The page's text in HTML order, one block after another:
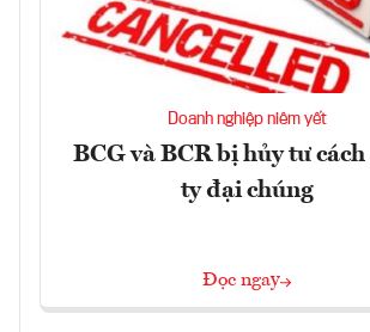
Doanh nghiệp niêm yết
BCG và BCR bị hủy tư cách
ty đại chúng
Đọc ngay